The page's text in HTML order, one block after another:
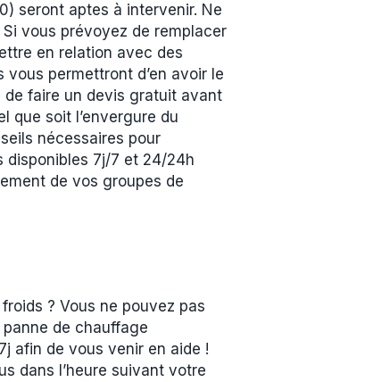
seront aptes à intervenir. Ne
vous prévoyez de remplacer
en relation avec des
permettront d’en avoir le
faire un devis gratuit avant
que soit l’envergure du
nécessaires pour
disponibles 7j/7 et 24/24h
de vos groupes de
? Vous ne pouvez pas
de chauffage
afin de vous venir en aide !
dans l’heure suivant votre